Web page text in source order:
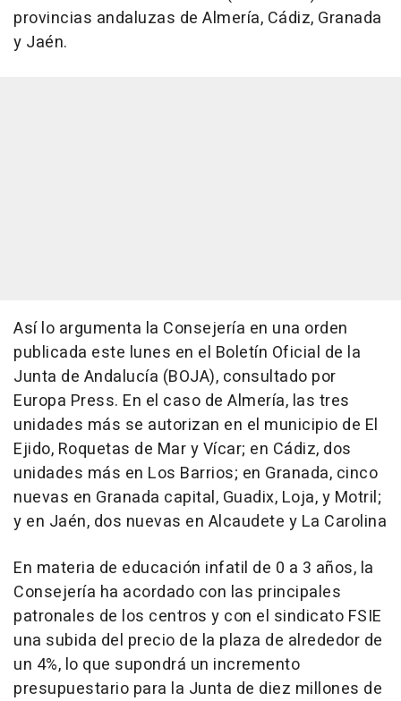
provincias andaluzas de Almería, Cádiz, Granada
y Jaén.
Así lo argumenta la Consejería en una orden
publicada este lunes en el Boletín Oficial de la
Junta de Andalucía (BOJA), consultado por
Europa Press. En el caso de Almería, las tres
unidades más se autorizan en el municipio de El
Ejido, Roquetas de Mar y Vícar; en Cádiz, dos
unidades más en Los Barrios; en Granada, cinco
nuevas en Granada capital, Guadix, Loja, y Motril;
y en Jaén, dos nuevas en Alcaudete y La Carolina
En materia de educación infatil de 0 a 3 años, la
Consejería ha acordado con las principales
patronales de los centros y con el sindicato FSIE
una subida del precio de la plaza de alrededor de
un 4%, lo que supondrá un incremento
presupuestario para la Junta de diez millones de